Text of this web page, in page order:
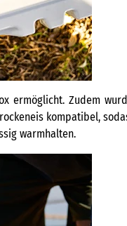
ermöglicht. Zudem
kompatibel,
warmhalten.